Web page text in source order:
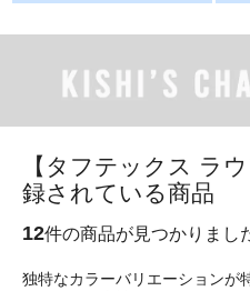
【タフテックス ラ
録されている商品
12件の商品が見つかりまし
独特なカラーバリエーションが